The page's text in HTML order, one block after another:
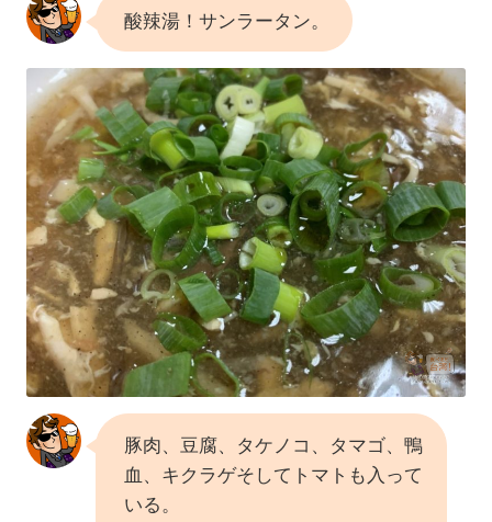
酸辣湯！サンラータン。
豚肉、豆腐、タケノコ、タマゴ、鴨
血、キクラゲそしてトマトも入って
いる。